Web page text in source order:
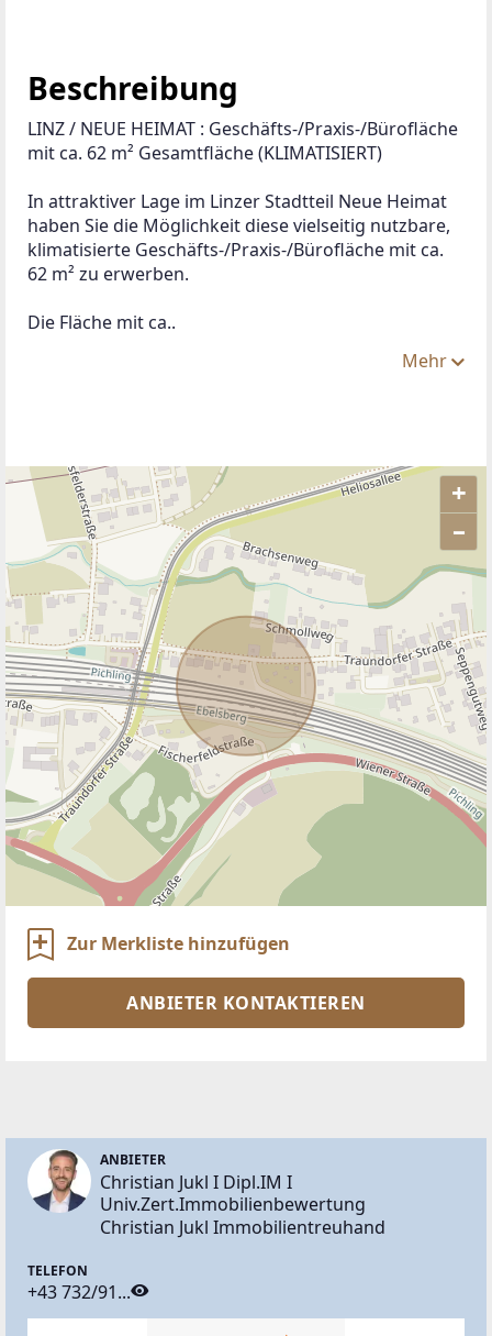
Beschreibung
LINZ / NEUE HEIMAT : Geschäfts-/Praxis-/Bürofläche
mit ca. 62 m² Gesamtfläche (KLIMATISIERT)
In attraktiver Lage im Linzer Stadtteil Neue Heimat
haben Sie die Möglichkeit diese vielseitig nutzbare,
klimatisierte Geschäfts-/Praxis-/Bürofläche mit ca.
62 m² zu erwerben.
Die Fläche mit ca..
Mehr
+
–
ANBIETER KONTAKTIEREN
Zur Merkliste hinzufügen
ANBIETER KONTAKTIEREN
ANBIETER
Christian Jukl I Dipl.IM I
Univ.Zert.Immobilienbewertung
Christian Jukl Immobilientreuhand
TELEFON
+43 732/91...